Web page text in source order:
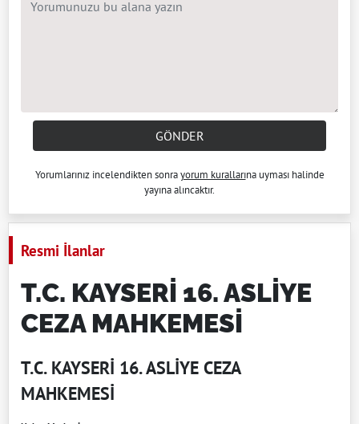
GÖNDER
Yorumlarınız incelendikten sonrayorum kurallarına uyması halinde
yayına alıncaktır.
Resmi İlanlar
T.C. KAYSERİ 16. ASLİYE
CEZA MAHKEMESİ
T.C. KAYSERİ 16. ASLİYE CEZA
MAHKEMESİ